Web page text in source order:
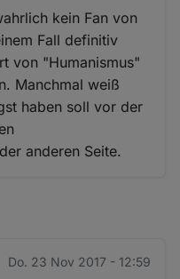
kein Fan von
Fall definitiv
von "Humanismus"
Manchmal weiß
haben soll vor der
anderen Seite.
Do. 23 Nov 2017 - 12:59